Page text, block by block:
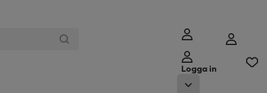
Logga in